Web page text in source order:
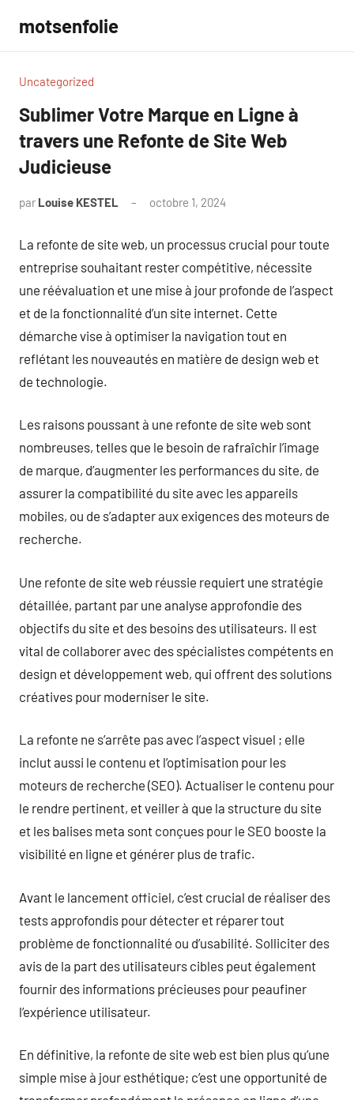
contenu
motsenfolie
Uncategorized
Sublimer Votre Marque en Ligne à
travers une Refonte de Site Web
Judicieuse
par Louise KESTEL octobre 1, 2024
La refonte de site web, un processus crucial pour toute
entreprise souhaitant rester compétitive, nécessite
une réévaluation et une mise à jour profonde de l’aspect
et de la fonctionnalité d’un site internet. Cette
démarche vise à optimiser la navigation tout en
reflétant les nouveautés en matière de design web et
de technologie.
Les raisons poussant à une refonte de site web sont
nombreuses, telles que le besoin de rafraîchir l’image
de marque, d’augmenter les performances du site, de
assurer la compatibilité du site avec les appareils
mobiles, ou de s’adapter aux exigences des moteurs de
recherche.
Une refonte de site web réussie requiert une stratégie
détaillée, partant par une analyse approfondie des
objectifs du site et des besoins des utilisateurs. Il est
vital de collaborer avec des spécialistes compétents en
design et développement web, qui offrent des solutions
créatives pour moderniser le site.
La refonte ne s’arrête pas avec l’aspect visuel ; elle
inclut aussi le contenu et l’optimisation pour les
moteurs de recherche (SEO). Actualiser le contenu pour
le rendre pertinent, et veiller à que la structure du site
et les balises meta sont conçues pour le SEO booste la
visibilité en ligne et générer plus de trafic.
Avant le lancement officiel, c’est crucial de réaliser des
tests approfondis pour détecter et réparer tout
problème de fonctionnalité ou d’usabilité. Solliciter des
avis de la part des utilisateurs cibles peut également
fournir des informations précieuses pour peaufiner
l’expérience utilisateur.
En définitive, la refonte de site web est bien plus qu’une
simple mise à jour esthétique; c’est une opportunité de